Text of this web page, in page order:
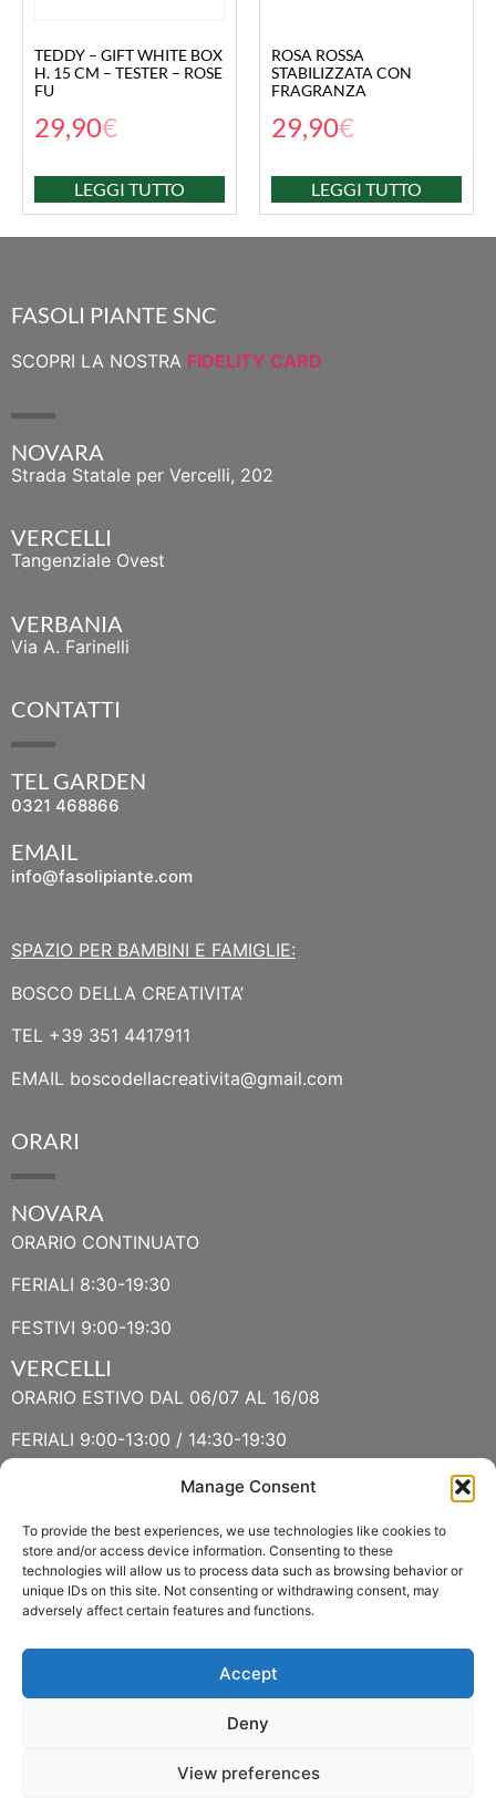
Manage Consent
To provide the best experiences, we use technologies like cookies to
store and/or access device information. Consenting to these
technologies will allow us to process data such as browsing behavior or
unique IDs on this site. Not consenting or withdrawing consent, may
adversely affect certain features and functions.
Accept
Deny
View preferences
TEDDY – GIFT WHITE BOX
H. 15 CM – TESTER – ROSE
FU
29,90€
LEGGI TUTTO
ROSA ROSSA
STABILIZZATA CON
FRAGRANZA
29,90€
LEGGI TUTTO
FASOLI PIANTE SNC
SCOPRI LA NOSTRA FIDELITY CARD
NOVARA
Strada Statale per Vercelli, 202
VERCELLI
Tangenziale Ovest
VERBANIA
Via A. Farinelli
CONTATTI
TEL GARDEN
0321 468866
EMAIL
info@fasolipiante.com
SPAZIO PER BAMBINI E FAMIGLIE:
BOSCO DELLA CREATIVITA’
TEL +39 351 4417911
EMAIL boscodellacreativita@gmail.com
ORARI
NOVARA
ORARIO CONTINUATO
FERIALI 8:30-19:30
FESTIVI 9:00-19:30
VERCELLI
ORARIO ESTIVO DAL 06/07 AL 16/08
FERIALI 9:00-13:00 / 14:30-19:30
FESTIVI 9:30-13:00 / 14:30-19:30
VERBANIA
ORARIO ESTIVO LUGLIO E AGOSTO
FERIALI 8:30-13:00 / 15:00-19:00
FESTIVI 8:30-12:30